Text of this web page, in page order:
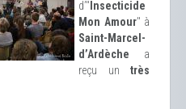
d’" Insecticide
Mon Amour" à
Saint-Marcel-
d’Ardèche a
reçu un très